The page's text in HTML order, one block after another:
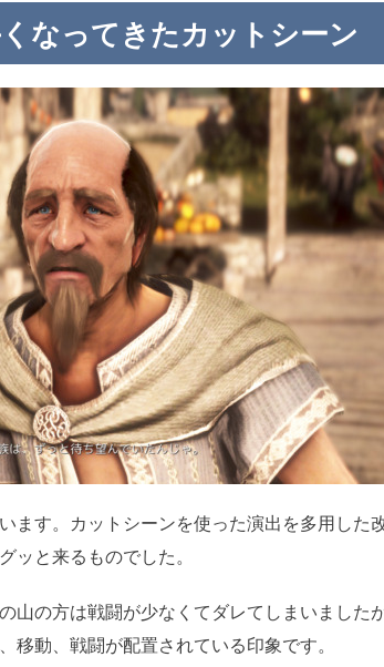
なってきたカットシーン
ます。カットシーンを使った演出を多用した
ッと来るものでした。
山の方は戦闘が少なくてダレてしまいました
移動、戦闘が配置されている印象です。